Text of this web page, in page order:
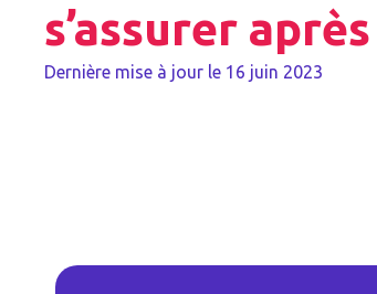
s’assurer
Dernière mise à jour le 16 juin 2023